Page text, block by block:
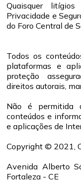
Quaisquer
Privacidade e
do Foro Central de
Todos os
plataformas e
proteção
direitos autorais,
Não é permitida
conteúdos e
e aplicações de
Copyright © 2021,
Avenida Alberto
Fortaleza - CE